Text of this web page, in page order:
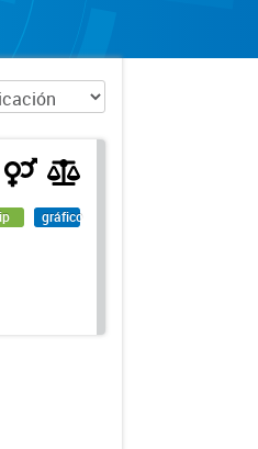
gráfico